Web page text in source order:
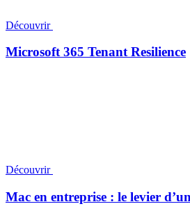
Découvrir
Microsoft 365 Tenant Resilience
Découvrir
Mac en entreprise : le levier